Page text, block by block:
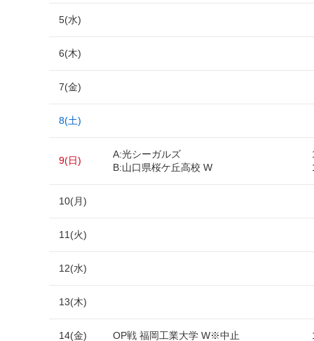
5(水)
6(木)
7(金)
8(土)
9(日)
A:光シーガルズ
B:山口県桜ケ丘高校 W
10(月)
11(火)
12(水)
13(木)
14(金) OP戦 福岡工業大学 W※中止